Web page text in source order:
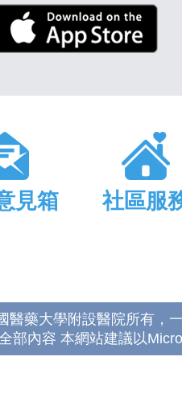
見箱 社區服
醫藥大學附設醫院所有，
部內容 本網站建議以